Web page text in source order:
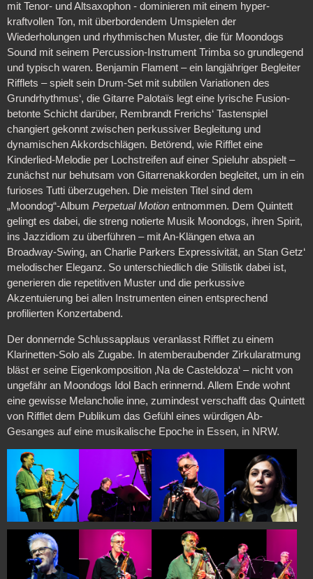
mit Tenor- und Altsaxophon - dominieren mit einem hyper-
kraftvollen Ton, mit überbordendem Umspielen der
Wiederholungen und rhythmischen Muster, die für Moondogs
Sound mit seinem Percussion-Instrument Trimba so grundlegend
und typisch waren. Benjamin Flament – ein langjähriger Begleiter
Rifflets – spielt sein Drum-Set mit subtilen Variationen des
Grundrhythmus‘, die Gitarre Palotaïs legt eine lyrische Fusion-
betonte Schicht darüber, Rembrandt Frerichs‘ Tastenspiel
changiert gekonnt zwischen perkussiver Begleitung und
dynamischen Akkordschlägen. Betörend, wie Rifflet eine
Kinderlied-Melodie per Lochstreifen auf einer Spieluhr abspielt –
zunächst nur behutsam von Gitarrenakkorden begleitet, um in ein
furioses Tutti überzugehen. Die meisten Titel sind dem
„Moondog“-Album Perpetual Motion entnommen. Dem Quintett
gelingt es dabei, die streng notierte Musik Moondogs, ihren Spirit,
ins Jazzidiom zu überführen – mit An-Klängen etwa an
Broadway-Swing, an Charlie Parkers Expressivität, an Stan Getz‘
melodischer Eleganz. So unterschiedlich die Stilistik dabei ist,
generieren die repetitiven Muster und die perkussive
Akzentuierung bei allen Instrumenten einen entsprechend
profilierten Konzertabend.
Der donnernde Schlussapplaus veranlasst Rifflet zu einem
Klarinetten-Solo als Zugabe. In atemberaubender Zirkularatmung
bläst er seine Eigenkomposition ‚Na de Casteldoza‘ – nicht von
ungefähr an Moondogs Idol Bach erinnernd. Allem Ende wohnt
eine gewisse Melancholie inne, zumindest verschafft das Quintett
von Rifflet dem Publikum das Gefühl eines würdigen Ab-
Gesanges auf eine musikalische Epoche in Essen, in NRW.